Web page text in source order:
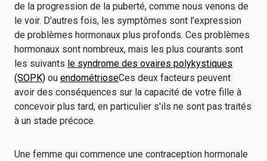
de la progression de la puberté, comme nous venons de
le voir. D'autres fois, les symptômes sont l'expression
de problèmes hormonaux plus profonds. Ces problèmes
hormonaux sont nombreux, mais les plus courants sont
les suivants le syndrome des ovaires polykystiques
(SOPK) ou endométrioseCes deux facteurs peuvent
avoir des conséquences sur la capacité de votre fille à
concevoir plus tard, en particulier s'ils ne sont pas traités
à un stade précoce.
Une femme qui commence une contraception hormonale